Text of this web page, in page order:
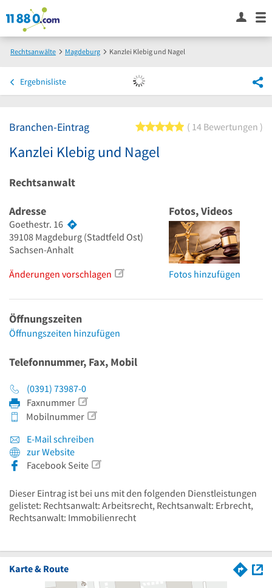
Rechtsanwälte Magdeburg Kanzlei Klebig und Nagel
Ergebnisliste
Branchen-Eintrag 5 von 5 Sternen
14 Bewertungen
Kanzlei Klebig und Nagel
Rechtsanwalt
Adresse
Goethestr. 16
39108 Magdeburg (Stadtfeld Ost)
Sachsen-Anhalt
Änderungen vorschlagen
Fotos, Videos
Fotos hinzufügen
Öffnungszeiten
Öffnungszeiten hinzufügen
Telefonnummer, Fax, Mobil
(0391) 73987-0
Faxnummer
Mobilnummer
E-Mail schreiben
zur Website
Facebook Seite
Dieser Eintrag ist bei uns mit den folgenden Dienstleistungen
gelistet: Rechtsanwalt: Arbeitsrecht, Rechtsanwalt: Erbrecht,
Rechtsanwalt: Immobilienrecht
Karte & Route